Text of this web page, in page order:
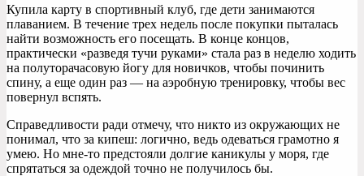
Купила карту в спортивный клуб, где дети занимаются
плаванием. В течение трех недель после покупки пыталась
найти возможность его посещать. В конце концов,
практически «разведя тучи руками» стала раз в неделю ходить
на полуторачасовую йогу для новичков, чтобы починить
спину, а еще один раз — на аэробную тренировку, чтобы вес
повернул вспять.
Справедливости ради отмечу, что никто из окружающих не
понимал, что за кипеш: логично, ведь одеваться грамотно я
умею. Но мне-то предстояли долгие каникулы у моря, где
спрятаться за одеждой точно не получилось бы.